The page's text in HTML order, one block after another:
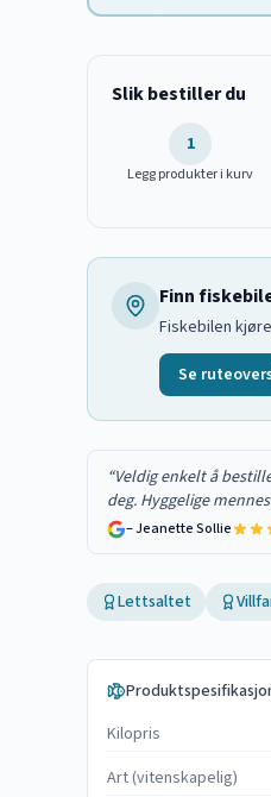
Slik bestiller du
1
Legg produkter i kurv
Finn
Fiskebilen
Se
“Veldig enkelt å
deg. Hyggelige
–Jeanette Sollie
Lettsaltet
Kilopris
Art (vitenskapelig)